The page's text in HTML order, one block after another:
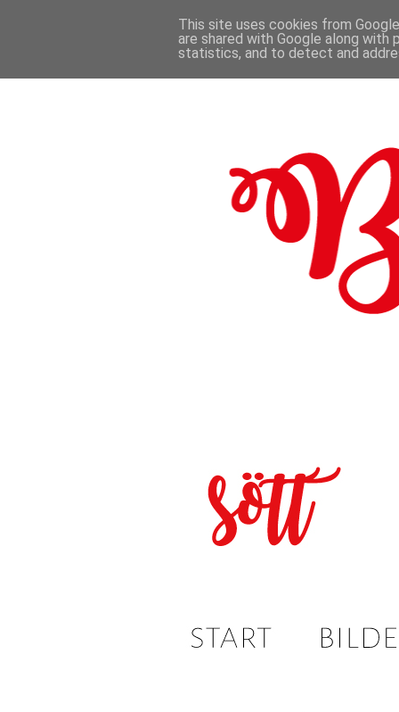
This site uses cookies from
are shared with Google along
statistics, and to detect and